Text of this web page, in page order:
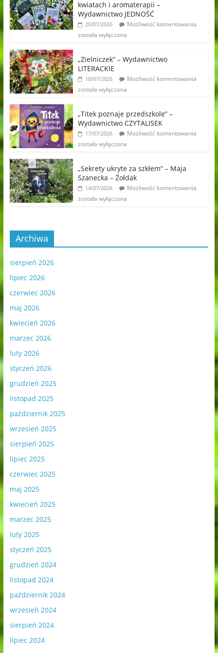
kwiatach i aromaterapii –
Wydawnictwo JEDNOŚĆ
20/07/2026
Możliwość komentowania
została wyłączona
„Zielniczek” – Wydawnictwo
LITERACKIE
18/07/2026
Możliwość komentowania
została wyłączona
„Titek poznaje przedszkole” –
Wydawnictwo CZYTALISEK
17/07/2026
Możliwość komentowania
została wyłączona
„Sekrety ukryte za szkłem” – Maja
Szanecka – Żołdak
14/07/2026
Możliwość komentowania
została wyłączona
Archiwa
sierpień 2026
lipiec 2026
czerwiec 2026
maj 2026
kwiecień 2026
marzec 2026
luty 2026
styczeń 2026
grudzień 2025
listopad 2025
październik 2025
wrzesień 2025
sierpień 2025
lipiec 2025
czerwiec 2025
maj 2025
kwiecień 2025
marzec 2025
luty 2025
styczeń 2025
grudzień 2024
listopad 2024
październik 2024
wrzesień 2024
sierpień 2024
lipiec 2024